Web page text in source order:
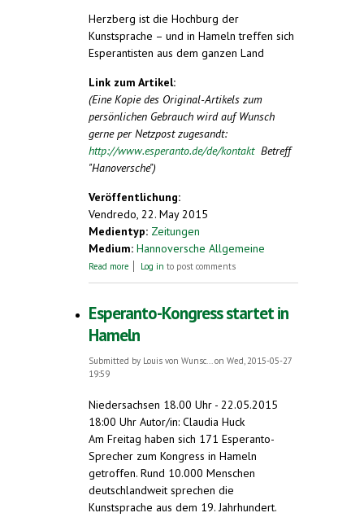
Herzberg ist die Hochburg der
Kunstsprache – und in Hameln treffen sich
Esperantisten aus dem ganzen Land
Link zum Artikel:
(Eine Kopie des Original-Artikels zum
persönlichen Gebrauch wird auf Wunsch
gerne per Netzpost zugesandt:
http://www.esperanto.de/de/kontakt Betreff
"Hanoversche")
Veröffentlichung:
Vendredo, 22. May 2015
Medientyp: Zeitungen
Medium: Hannoversche Allgemeine
Read more about "Wer spricht hier Esperanto?"
Log in to post comments
Esperanto-Kongress startet in
Hameln
Submitted by Louis von Wunsc...on Wed, 2015-05-27
19:59
Niedersachsen 18.00 Uhr - 22.05.2015
18:00 Uhr Autor/in: Claudia Huck
Am Freitag haben sich 171 Esperanto-
Sprecher zum Kongress in Hameln
getroffen. Rund 10.000 Menschen
deutschlandweit sprechen die
Kunstsprache aus dem 19. Jahrhundert.